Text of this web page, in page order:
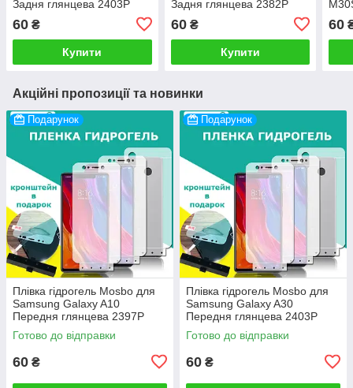
Задня глянцева 2403P
60 ₴
Купити
Задня глянцева 2382P
60₴
Купити
60
Акційні пропозиції та новинки
Подарунок
Плівка гідрогель Mosbo для
Samsung Galaxy A10
Передня глянцева 2397P
Готово до відправки
60 ₴
Подарунок
Плівка гідрогель Mosbo для
Samsung Galaxy A30
Передня глянцева 2403P
Готово до відправки
60 ₴